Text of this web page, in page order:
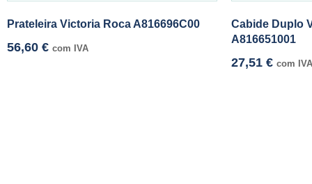
Prateleira Victoria Roca A816696C00
56,60 € com IVA
Cabide Duplo
A816651001
27,51 € com IVA